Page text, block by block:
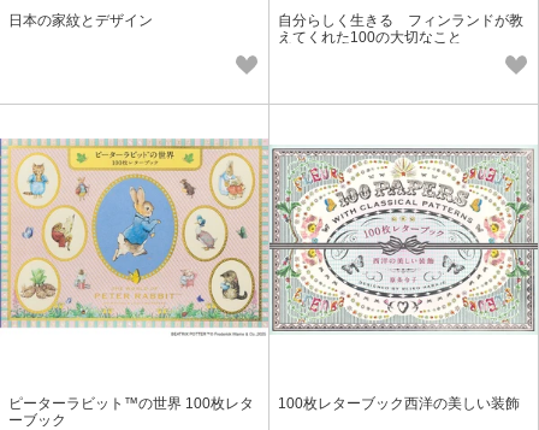
日本の家紋とデザイン
自分らしく生きる フィンランドが教
えてくれた100の大切なこと
ピーターラビット™の世界 100枚レタ
ーブック
100枚レターブック西洋の美しい装飾